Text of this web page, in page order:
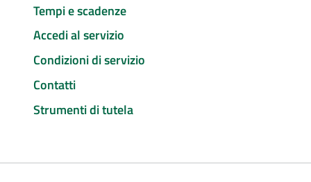
Tempi e scadenze
Accedi al servizio
Condizioni di servizio
Contatti
Strumenti di tutela